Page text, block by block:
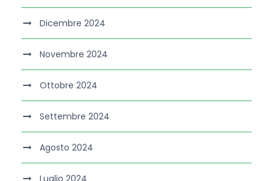
Dicembre 2024
Novembre 2024
Ottobre 2024
Settembre 2024
Agosto 2024